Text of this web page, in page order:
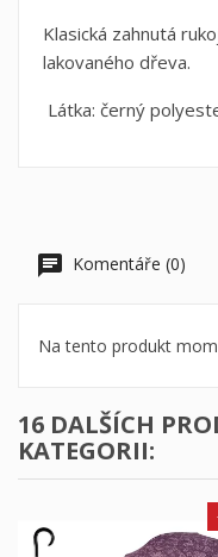
Klasická zahnutá
lakovaného dřeva.
Látka: černý
Komentáře (0)
Na tento produkt
16 DALŠÍCH
KATEGORII: